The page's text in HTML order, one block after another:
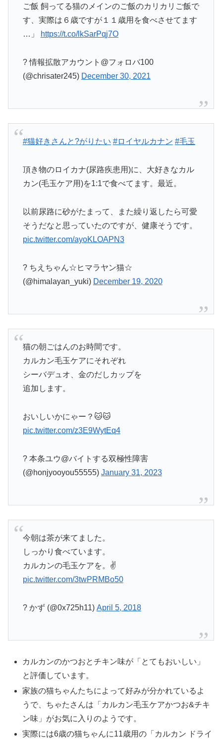
ご飯 飼ってる猫のメインのご飯のカリカリご飯で
す、実際は６歳ですが１１歳用を食べさせてます
…」
https://t.co/lkSarPqj7O
? 情報拡散アカウント@フォロバ100
(@chrisater245) December 30, 2021
#猫好きさんと?がりたい #ロイヤルカナン #毛玉
頂き物のロイカナ(尿路疾患用)に、大好きなカル
カン(毛玉ケア用)を1:1で食べてます。最近。
以前尿路に砂がたまって、また繰り返したら可愛
そうだなと思っていたのですが、健康そうです。
pic.twitter.com/ayoKLOAPN3
? ちえちゃん☆ヒマラヤン猫☆
(@himalayan_yuki) December 19, 2020
猫の朝ごはんのお時間です。
カルカン毛玉ケアにそれぞれ
シーバデュオ、金のだしカップを
追加します。
おいしいかにゃー？🐱🐱
pic.twitter.com/z3E9WytEq4
? 本条ユウ@バイトする双極性障害
(@honjyooyou55555) January 31, 2023
今朝は茶が来てました。
しっかり食べています。
カルカンの毛玉ケアを。✌️
pic.twitter.com/3twPRMBo50
? かず (@0x725h11) April 5, 2018
カルカンのかつおとチキン味が「とてもおいしい」
と評価しています。
家族の猫ちゃんたちによって好みが分かれているよ
うで、ちゃたさんは「カルカン毛玉ケアかつお&チキ
ン味」がお気に入りのようです。
実際には6歳の猫ちゃんに11歳用の「カルカン ドライ